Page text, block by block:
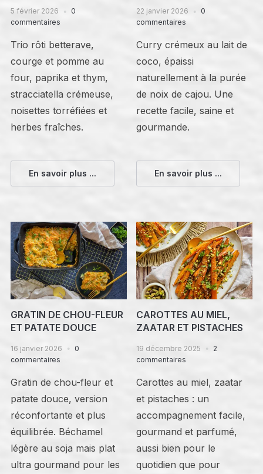
5 février 2026
0
commentaires
Trio rôti betterave,
courge et pomme au
four, paprika et thym,
stracciatella crémeuse,
noisettes torréfiées et
herbes fraîches.
En savoir plus ...
22 janvier 2026
0
commentaires
Curry crémeux au lait de
coco, épaissi
naturellement à la purée
de noix de cajou. Une
recette facile, saine et
gourmande.
En savoir plus ...
GRATIN DE CHOU-FLEUR
ET PATATE DOUCE
16 janvier 2026
0
commentaires
Gratin de chou-fleur et
patate douce, version
réconfortante et plus
équilibrée. Béchamel
légère au soja mais plat
ultra gourmand pour les
CAROTTES AU MIEL,
ZAATAR ET PISTACHES
19 décembre 2025
2
commentaires
Carottes au miel, zaatar
et pistaches : un
accompagnement facile,
gourmand et parfumé,
aussi bien pour le
quotidien que pour